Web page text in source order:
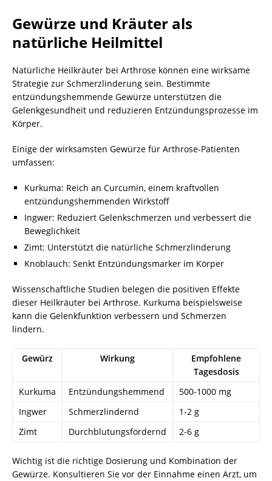
Gewürze und Kräuter als
natürliche Heilmittel
Natürliche Heilkräuter bei Arthrose können eine wirksame
Strategie zur Schmerzlinderung sein. Bestimmte
entzündungshemmende Gewürze unterstützen die
Gelenkgesundheit und reduzieren Entzündungsprozesse im
Körper.
Einige der wirksamsten Gewürze für Arthrose-Patienten
umfassen:
Kurkuma: Reich an Curcumin, einem kraftvollen
entzündungshemmenden Wirkstoff
Ingwer: Reduziert Gelenkschmerzen und verbessert die
Beweglichkeit
Zimt: Unterstützt die natürliche Schmerzlinderung
Knoblauch: Senkt Entzündungsmarker im Körper
Wissenschaftliche Studien belegen die positiven Effekte
dieser Heilkräuter bei Arthrose. Kurkuma beispielsweise
kann die Gelenkfunktion verbessern und Schmerzen
lindern.
Gewürz Wirkung
Empfohlene
Tagesdosis
Kurkuma
Entzündungshemmend
500-1000 mg
Ingwer
Schmerzlindernd
1-2 g
Zimt
Durchblutungsfördernd 2-6 g
Wichtig ist die richtige Dosierung und Kombination der
Gewürze. Konsultieren Sie vor der Einnahme einen Arzt, um